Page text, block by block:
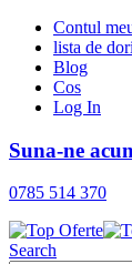
Contul
lista de
Blog
Cos
Log In
Suna-ne
0785 514 370
Search